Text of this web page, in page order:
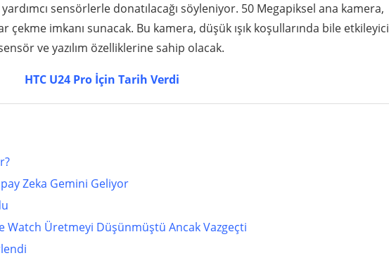
sensörlerle donatılacağı söyleniyor. 50 Megapiksel ana kamera,
imkanı sunacak. Bu kamera, düşük ışık koşullarında bile etkileyici
ve yazılım özelliklerine sahip olacak.
HTC U24 Pro İçin Tarih Verdi
Zeka Gemini Geliyor
Watch Üretmeyi Düşünmüştü Ancak Vazgeçti